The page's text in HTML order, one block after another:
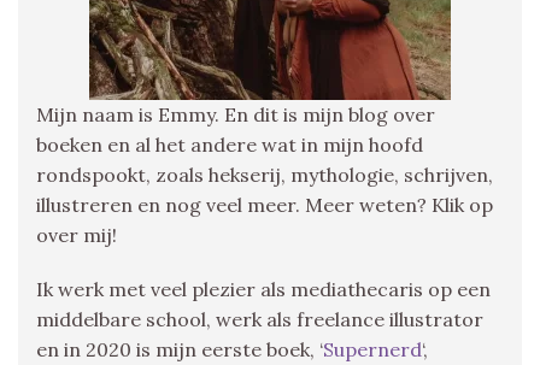
Mijn naam is Emmy. En dit is mijn blog over
boeken en al het andere wat in mijn hoofd
rondspookt, zoals hekserij, mythologie, schrijven,
illustreren en nog veel meer. Meer weten? Klik op
over mij!
Ik werk met veel plezier als mediathecaris op een
middelbare school, werk als freelance illustrator
en in 2020 is mijn eerste boek, ‘Supernerd‘,